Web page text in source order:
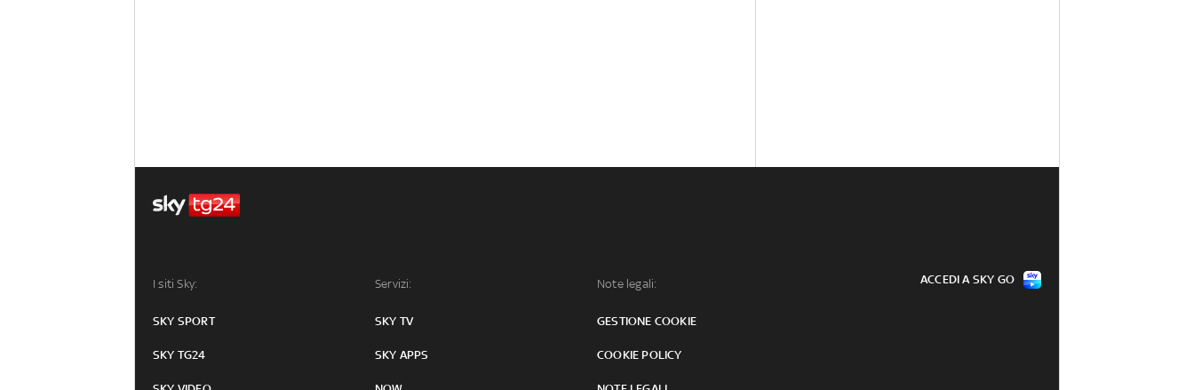
I siti Sky:
SKY SPORT
SKY TG24
Servizi:
SKY TV
SKY APPS
Note legali:
GESTIONE COOKIE
COOKIE POLICY
ACCEDI A SKY GO